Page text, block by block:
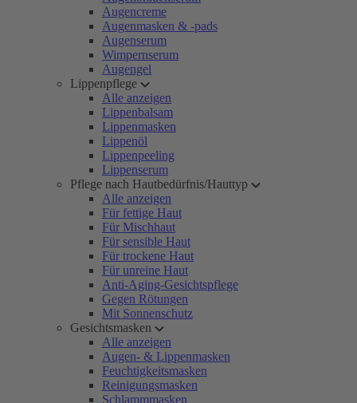
Augencreme
Augenmasken & -pads
Augenserum
Wimpernserum
Augengel
Lippenpflege
Alle anzeigen
Lippenbalsam
Lippenmasken
Lippenöl
Lippenpeeling
Lippenserum
Pflege nach Hautbedürfnis/Hauttyp
Alle anzeigen
Für fettige Haut
Für Mischhaut
Für sensible Haut
Für trockene Haut
Für unreine Haut
Anti-Aging-Gesichtspflege
Gegen Rötungen
Mit Sonnenschutz
Gesichtsmasken
Alle anzeigen
Augen- & Lippenmasken
Feuchtigkeitsmasken
Reinigungsmasken
Schlammmasken